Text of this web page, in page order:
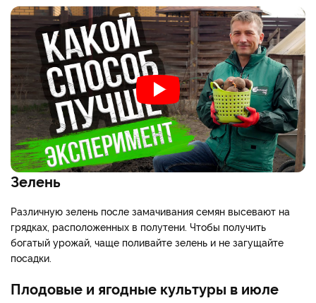
Зелень
Различную зелень после замачивания семян высевают на
грядках, расположенных в полутени. Чтобы получить
богатый урожай, чаще поливайте зелень и не загущайте
посадки.
Плодовые и ягодные культуры в июле